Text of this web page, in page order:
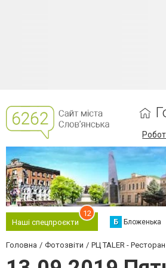
Наші спецпроєкти
12
Б Бложенька
Головна Фотозвіти РЦ TALER -